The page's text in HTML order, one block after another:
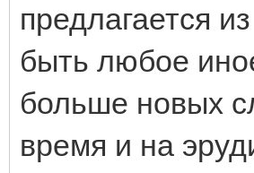
предлагается
быть любое
больше новых
время и на